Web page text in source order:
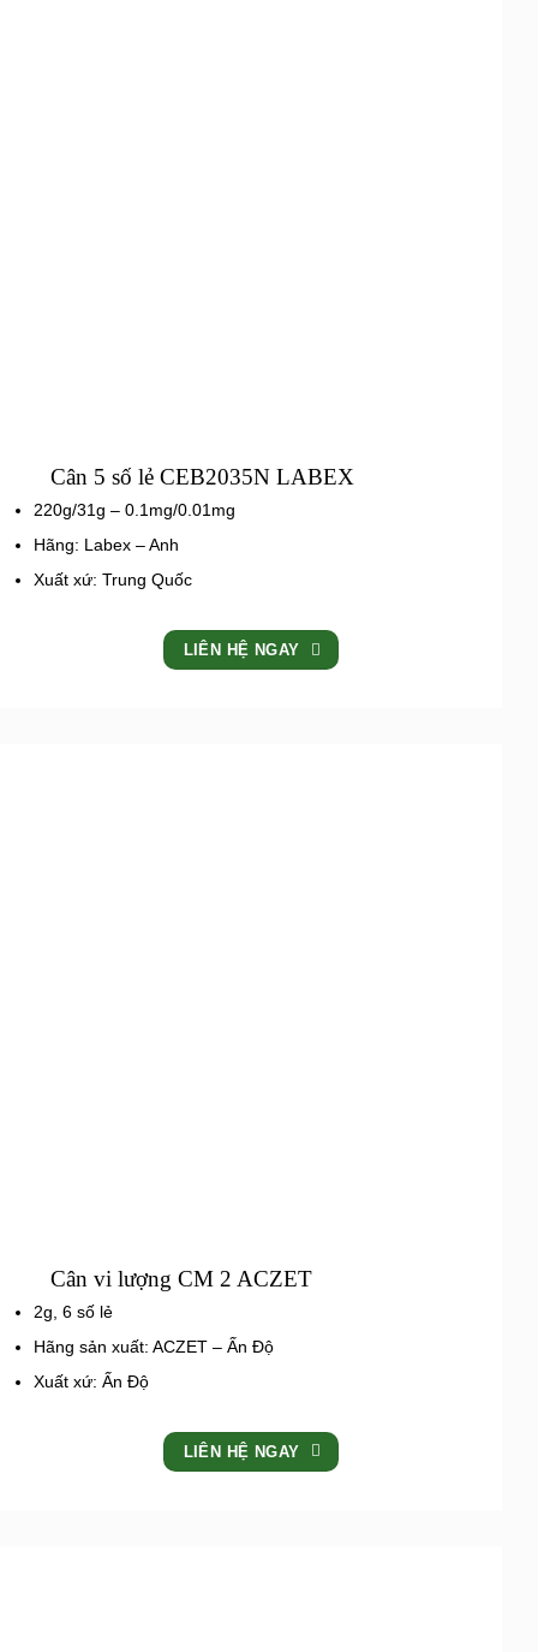
Cân 5 số lẻ CEB2035N LABEX
220g/31g – 0.1mg/0.01mg
Hãng: Labex – Anh
Xuất xứ: Trung Quốc
LIÊN HỆ NGAY
Cân vi lượng CM 2 ACZET
2g, 6 số lẻ
Hãng sản xuất: ACZET – Ấn Độ
Xuất xứ: Ấn Độ
LIÊN HỆ NGAY